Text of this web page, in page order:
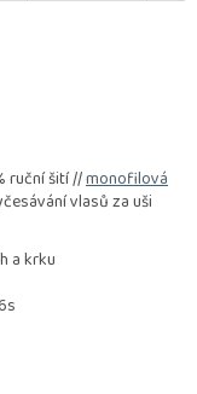
ruční šití //monofilová
vlasů za uši
a krku